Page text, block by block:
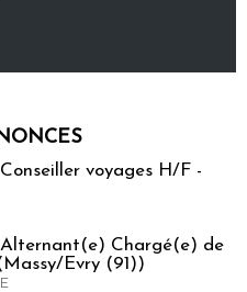
voyages H/F -
Alternant(e) Chargé(e) de
Evry (91))